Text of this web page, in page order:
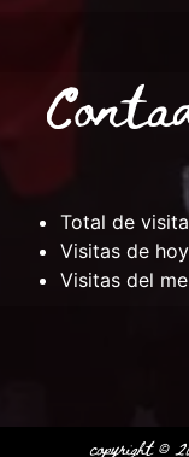
Total de
Visitas de
Visitas del
copyright ©